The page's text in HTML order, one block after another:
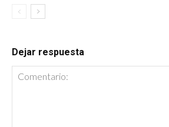
Dejar respuesta